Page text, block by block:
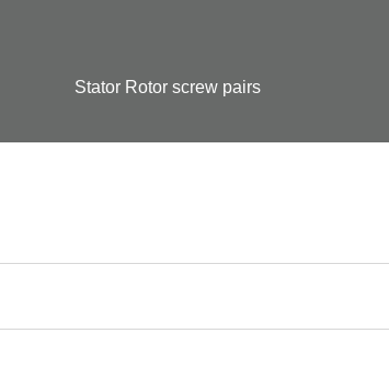
Stator Rotor screw pairs